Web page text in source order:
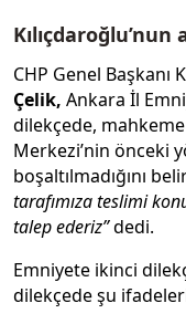
CHP Genel Başkanı
Çelik, Ankara İl
dilekçede,
Merkezi’nin önceki
boşaltılmadığını
tarafımıza teslimi
talep ederiz”dedi.
Emniyete ikinci
dilekçede şu